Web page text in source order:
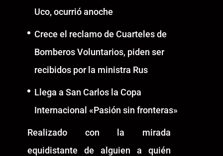
Uco, ocurrió anoche
Crece el reclamo de Cuarteles de
Bomberos Voluntarios, piden ser
recibidos por la ministra Rus
Llega a San Carlos la Copa
Internacional «Pasión sin fronteras»
Realizado con la mirada
equidistante de alguien a quién